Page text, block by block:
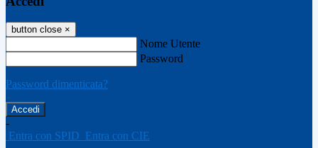
button close ×
Nome Utente
Password
Password dimenticata?
-
Entra con SPID Entra con CIE